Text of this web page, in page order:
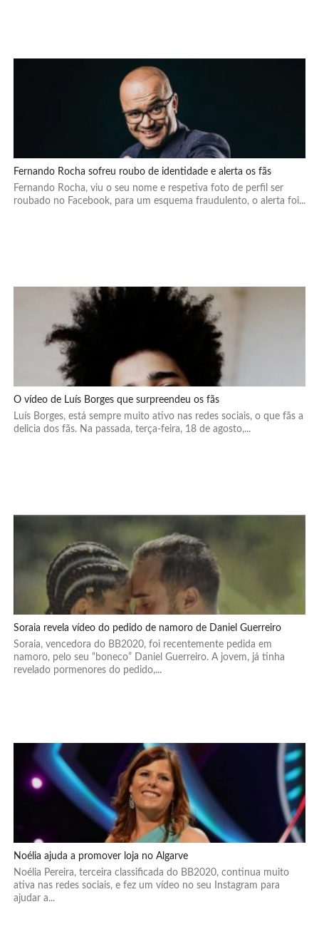
Fernando Rocha sofreu roubo de identidade e alerta os fãs
Fernando Rocha, viu o seu nome e respetiva foto de perfil ser
roubado no Facebook, para um esquema fraudulento, o alerta foi...
O vídeo de Luís Borges que surpreendeu os fãs
Luís Borges, está sempre muito ativo nas redes sociais, o que fãs a
delicia dos fãs. Na passada, terça-feira, 18 de agosto,...
Soraia revela vídeo do pedido de namoro de Daniel Guerreiro
Soraia, vencedora do BB2020, foi recentemente pedida em
namoro, pelo seu “boneco” Daniel Guerreiro. A jovem, já tinha
revelado pormenores do pedido,...
Noélia ajuda a promover loja no Algarve
Noélia Pereira, terceira classificada do BB2020, continua muito
ativa nas redes sociais, e fez um vídeo no seu Instagram para
ajudar a...